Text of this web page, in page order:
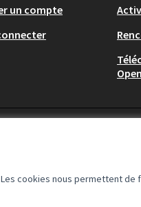
cookies nous permettent de
un compte